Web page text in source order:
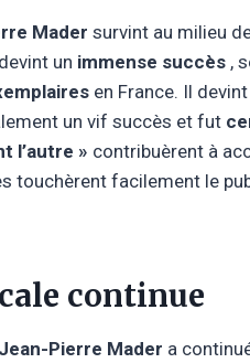
Mader survint au milieu
un immense succès ,
en France. Il
un vif succès et fut
l’autre » contribuèrent à
touchèrent facilement le
continue
Jean-Pierre Mader a